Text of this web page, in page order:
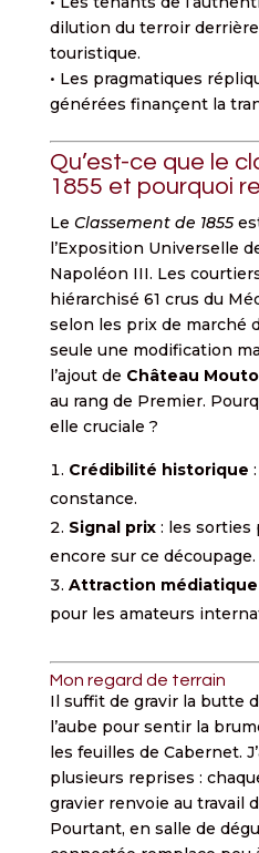
dilution du terroir
touristique.
• Les pragmatiques
générées finançent la
Qu’est-ce que le
1855 et pourquoi
Le Classement de 1855
l’Exposition Universelle
Napoléon III. Les
hiérarchisé 61 crus du
selon les prix de marché
seule une modification
l’ajout de Château
au rang de Premier.
elle cruciale ?
Crédibilité historique
constance.
Signal prix: les sorties
encore sur ce découpage.
Attraction médiatique
pour les amateurs
Mon regard de terrain
Il suffit de gravir la butte
l’aube pour sentir la
les feuilles de Cabernet.
plusieurs reprises :
gravier renvoie au travail
Pourtant, en salle de